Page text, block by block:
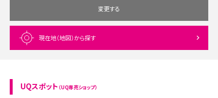
変更する
現在地（地図）から探す
UQスポット （UQ専売ショップ）